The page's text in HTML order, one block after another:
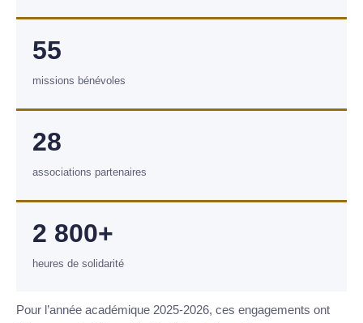
55
missions bénévoles
28
associations partenaires
2 800+
heures de solidarité
Pour l’année académique 2025-2026, ces engagements ont